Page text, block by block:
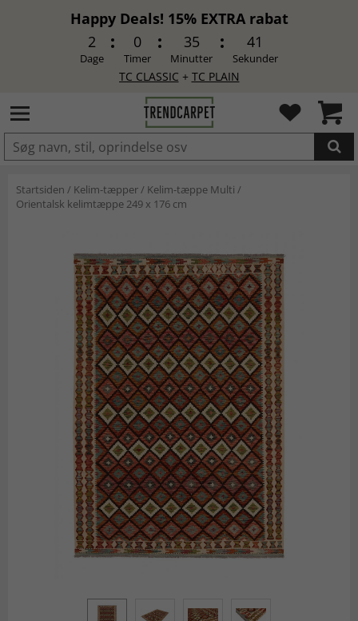
Happy Deals! 15% EXTRA rabat
2
Dage
0
Timer
35
Minutter
40
Sekunder
TC CLASSIC + TC PLAIN
LAGT I INDKØBSKURVEN.
Startsiden / Kelim-tæpper/ Kelim-tæppe Multi /
Orientalsk kelimtæppe 249 x 176 cm